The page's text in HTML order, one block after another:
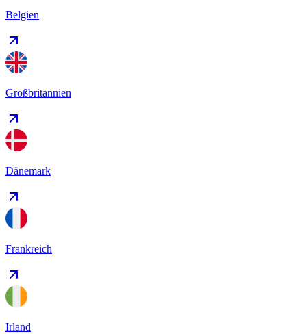
Belgien
Großbritannien
Dänemark
Frankreich
Irland